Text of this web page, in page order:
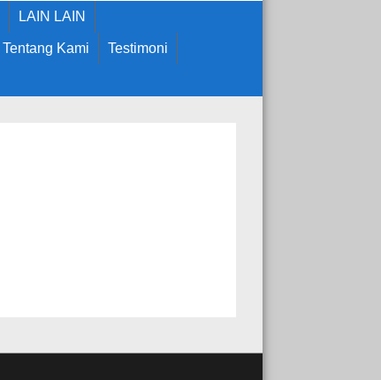
LAIN LAIN
Tentang Kami Testimoni